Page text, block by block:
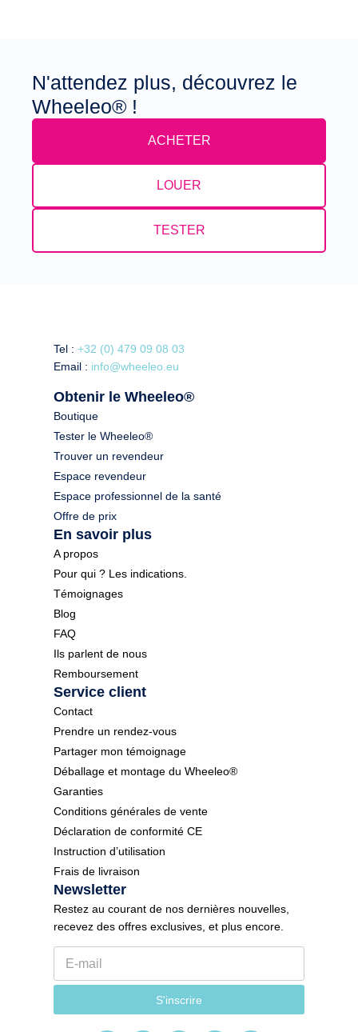
N'attendez plus, découvrez le
Wheeleo® !
ACHETER
LOUER
TESTER
Tel :+32 (0) 479 09 08 03
Email : info@wheeleo.eu
Obtenir le Wheeleo®
Boutique
Tester le Wheeleo®
Trouver un revendeur
Espace revendeur
Espace professionnel de la santé
Offre de prix
En savoir plus
A propos
Pour qui ? Les indications.
Témoignages
Blog
FAQ
Ils parlent de nous
Remboursement
Service client
Contact
Prendre un rendez-vous
Partager mon témoignage
Déballage et montage du Wheeleo®
Garanties
Conditions générales de vente
Déclaration de conformité CE
Instruction d’utilisation
Frais de livraison
Newsletter
Restez au courant de nos dernières nouvelles,
recevez des offres exclusives, et plus encore.
m
E
m
S'inscrire